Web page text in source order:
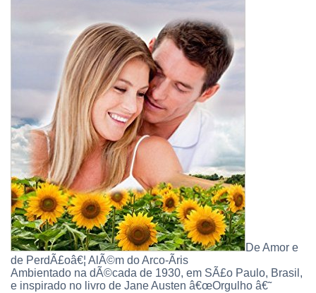
De Amor e
de PerdÃ£oâ€¦ AlÃ©m do Arco-Ã­ris
Ambientado na dÃ©cada de 1930, em SÃ£o Paulo, Brasil,
e inspirado no livro de Jane Austen â€œOrgulho â€˜